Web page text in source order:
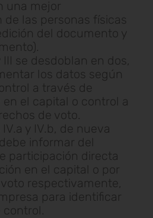
una mejor
de las personas físicas
del documento y
III se desdoblan en dos,
los datos según
a través de
el capital o control a
de voto.
y IV.b, de nueva
informar del
participación directa
en el capital o por
respectivamente,
para identificar
control.